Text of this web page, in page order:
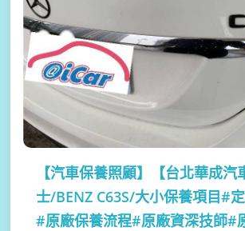
【汽車保養照顧】
【台北華成汽
士/BENZ C63S/大小保養項目#
#原廠保養流程#原廠資深技師#